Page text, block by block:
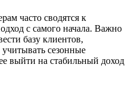
часто сводятся к
с самого начала. Важно
базу клиентов,
учитывать сезонные
выйти на стабильный доход